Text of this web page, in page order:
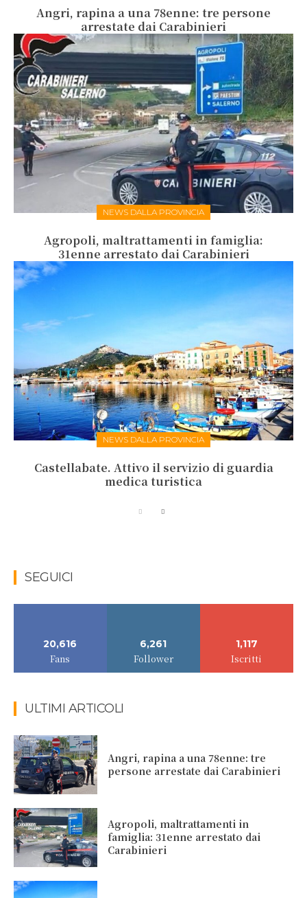
Angri, rapina a una 78enne: tre persone
arrestate dai Carabinieri
NEWS DALLA PROVINCIA
Agropoli, maltrattamenti in famiglia:
31enne arrestato dai Carabinieri
NEWS DALLA PROVINCIA
Castellabate. Attivo il servizio di guardia
medica turistica
SEGUICI
20,616
Fans
6,261
Follower
1,117
Iscritti
ULTIMI ARTICOLI
Angri, rapina a una 78enne: tre
persone arrestate dai Carabinieri
Agropoli, maltrattamenti in
famiglia: 31enne arrestato dai
Carabinieri